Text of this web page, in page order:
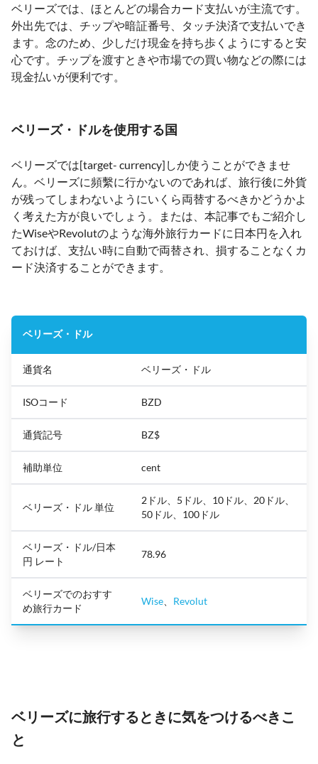
ベリーズでは、ほとんどの場合カード支払いが主流です。
外出先では、チップや暗証番号、タッチ決済で支払いでき
ます。念のため、少しだけ現金を持ち歩くようにすると安
心です。チップを渡すときや市場での買い物などの際には
現金払いが便利です。
ベリーズ・ドルを使用する国
ベリーズでは[target- currency]しか使うことができませ
ん。ベリーズに頻繫に行かないのであれば、旅行後に外貨
が残ってしまわないようにいくら両替するべきかどうかよ
く考えた方が良いでしょう。または、本記事でもご紹介し
たWiseやRevolutのような海外旅行カードに日本円を入れ
ておけば、支払い時に自動で両替され、損することなくカ
ード決済することができます。
ベリーズ・ドル
通貨名 ベリーズ・ドル
ISOコード BZD
通貨記号 BZ$
補助単位 cent
ベリーズ・ドル 単位
2ドル、5ドル、10ドル、20ドル、
50ドル、100ドル
ベリーズ・ドル/日本
円 レート
78.96
ベリーズでのおすす
め旅行カード
Wise Revolut
ベリーズに旅行するときに気をつけるべきこ
と